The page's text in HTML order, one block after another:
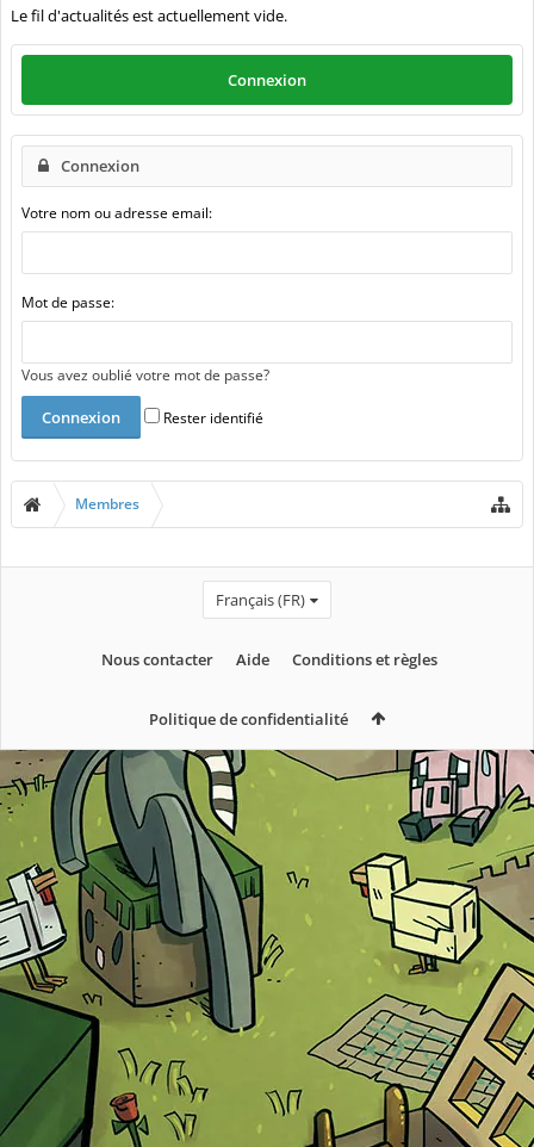
Le fil d'actualités est actuellement vide.
Connexion
Connexion
Votre nom ou adresse email:
Mot de passe:
Vous avez oublié votre mot de passe?
Rester identifié
Membres
Français (FR)
Nous contacter Aide Conditions et règles
Politique de confidentialité